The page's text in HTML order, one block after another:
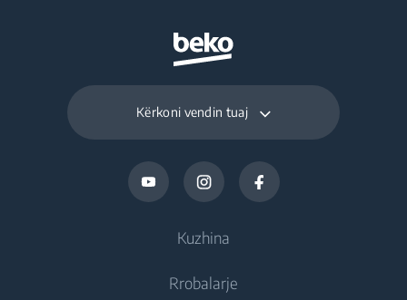
Kërkoni vendin tuaj
Kuzhina
Rrobalarje